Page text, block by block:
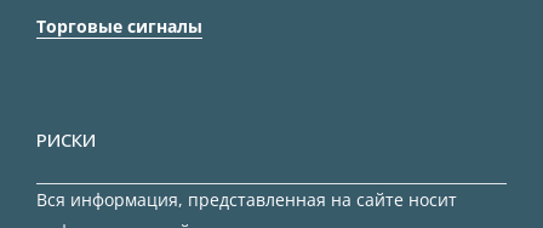
Торговые сигналы
РИСКИ
Вся информация, представленная на сайте носит